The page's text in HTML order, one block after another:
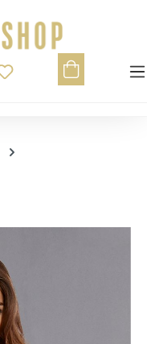
Du hast 0